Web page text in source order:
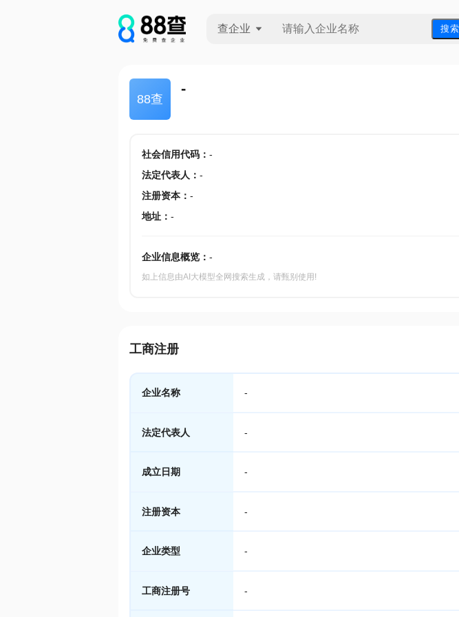
查企业 搜 索
88查
-
社会信用代码： -
法定代表人 ： -
注册资本： -
地址： -
企业信息概览： -
如上信息由AI大模型全网搜索生成，请甄别使用!
工商注册
企业名称 -
法定代表人 -
成立日期 -
注册资本 -
企业类型 -
工商注册号 -